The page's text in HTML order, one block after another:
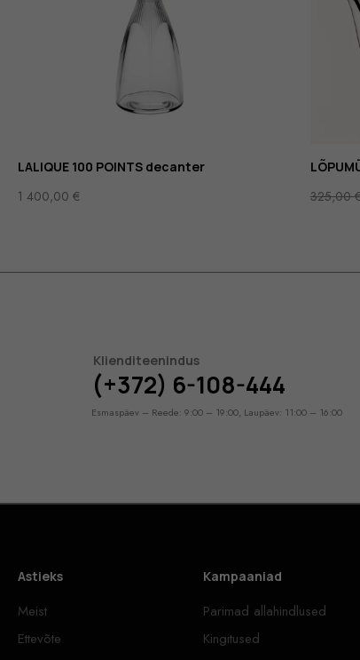
LALIQUE 100 POINTS decanter
1 400,00 € 325,00
Klienditeenindus
(+372) 6-108-444
Esmaspäev – Reede: 9:00 – 19:00, Laupäev: 11:00 – 16:00
Astieks
Meist
Ettevõte
Kampaaniad
Parimad allahindlused
Kingitused